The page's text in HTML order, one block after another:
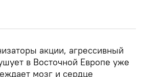
акции, агрессивный
в Восточной Европе уже
мозг и сердце